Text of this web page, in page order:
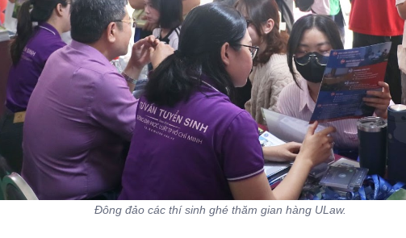
Đông đảo các thí sinh ghé thăm gian hàng ULaw.